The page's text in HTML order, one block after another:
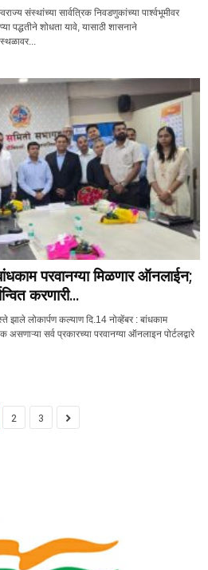
संस्थांच्या सार्वत्रिक निवडणुकांच्या पार्श्वभूमीवर
पद्धतीने शोधता यावे, यासाठी शासनाने
परवानग्या मिळणार ऑनलाईन;
करणारी...
लोकार्पण कल्याण दि.14 नोव्हेंबर : बांधकाम
असणाऱ्या सर्व प्रकारच्या परवानग्या ऑनलाइन पोर्टलद्वारे
2 3